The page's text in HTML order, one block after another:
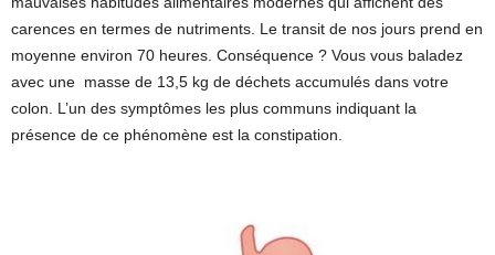
carences en termes de nutriments. Le transit de nos jours prend en
moyenne environ 70 heures. Conséquence ? Vous vous baladez
avec une masse de 13,5 kg de déchets accumulés dans votre
colon. L’un des symptômes les plus communs indiquant la
présence de ce phénomène est la constipation.